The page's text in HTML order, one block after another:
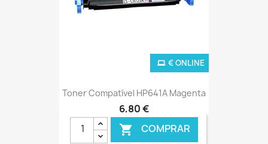
Toner Compatível HP641A Magenta
6,80 €
 COMPRAR
€ ONLINE